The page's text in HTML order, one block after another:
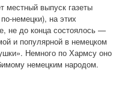
местный выпуск газеты
немецки), на этих
не до конца состоялось —
и популярной в немецком
Немного по Хармсу оно
немецким народом.